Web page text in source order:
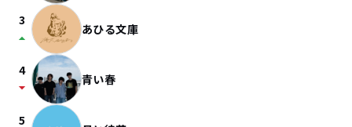
3
arrow_drop_up あひる文庫
4
arrow_drop_down 青い春
5